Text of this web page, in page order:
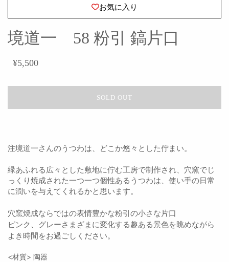
お気に入り
境道一 58 粉引 鎬片口
¥5,500
SOLD OUT
注境道一さんのうつわは、どこか悠々とした佇まい。
緑あふれる広々とした敷地に佇む工房で制作され、 穴窯でじ
っくり焼成された一つ一つ個性あるうつわは、使い手の日常
に潤いを与えてくれるかと思います。
穴窯焼成ならではの表情豊かな粉引の小さな片口
ピンク、グレーさまざまに変化する趣ある景色を眺めながら
よき時間をお過ごしください。
<材質> 陶器